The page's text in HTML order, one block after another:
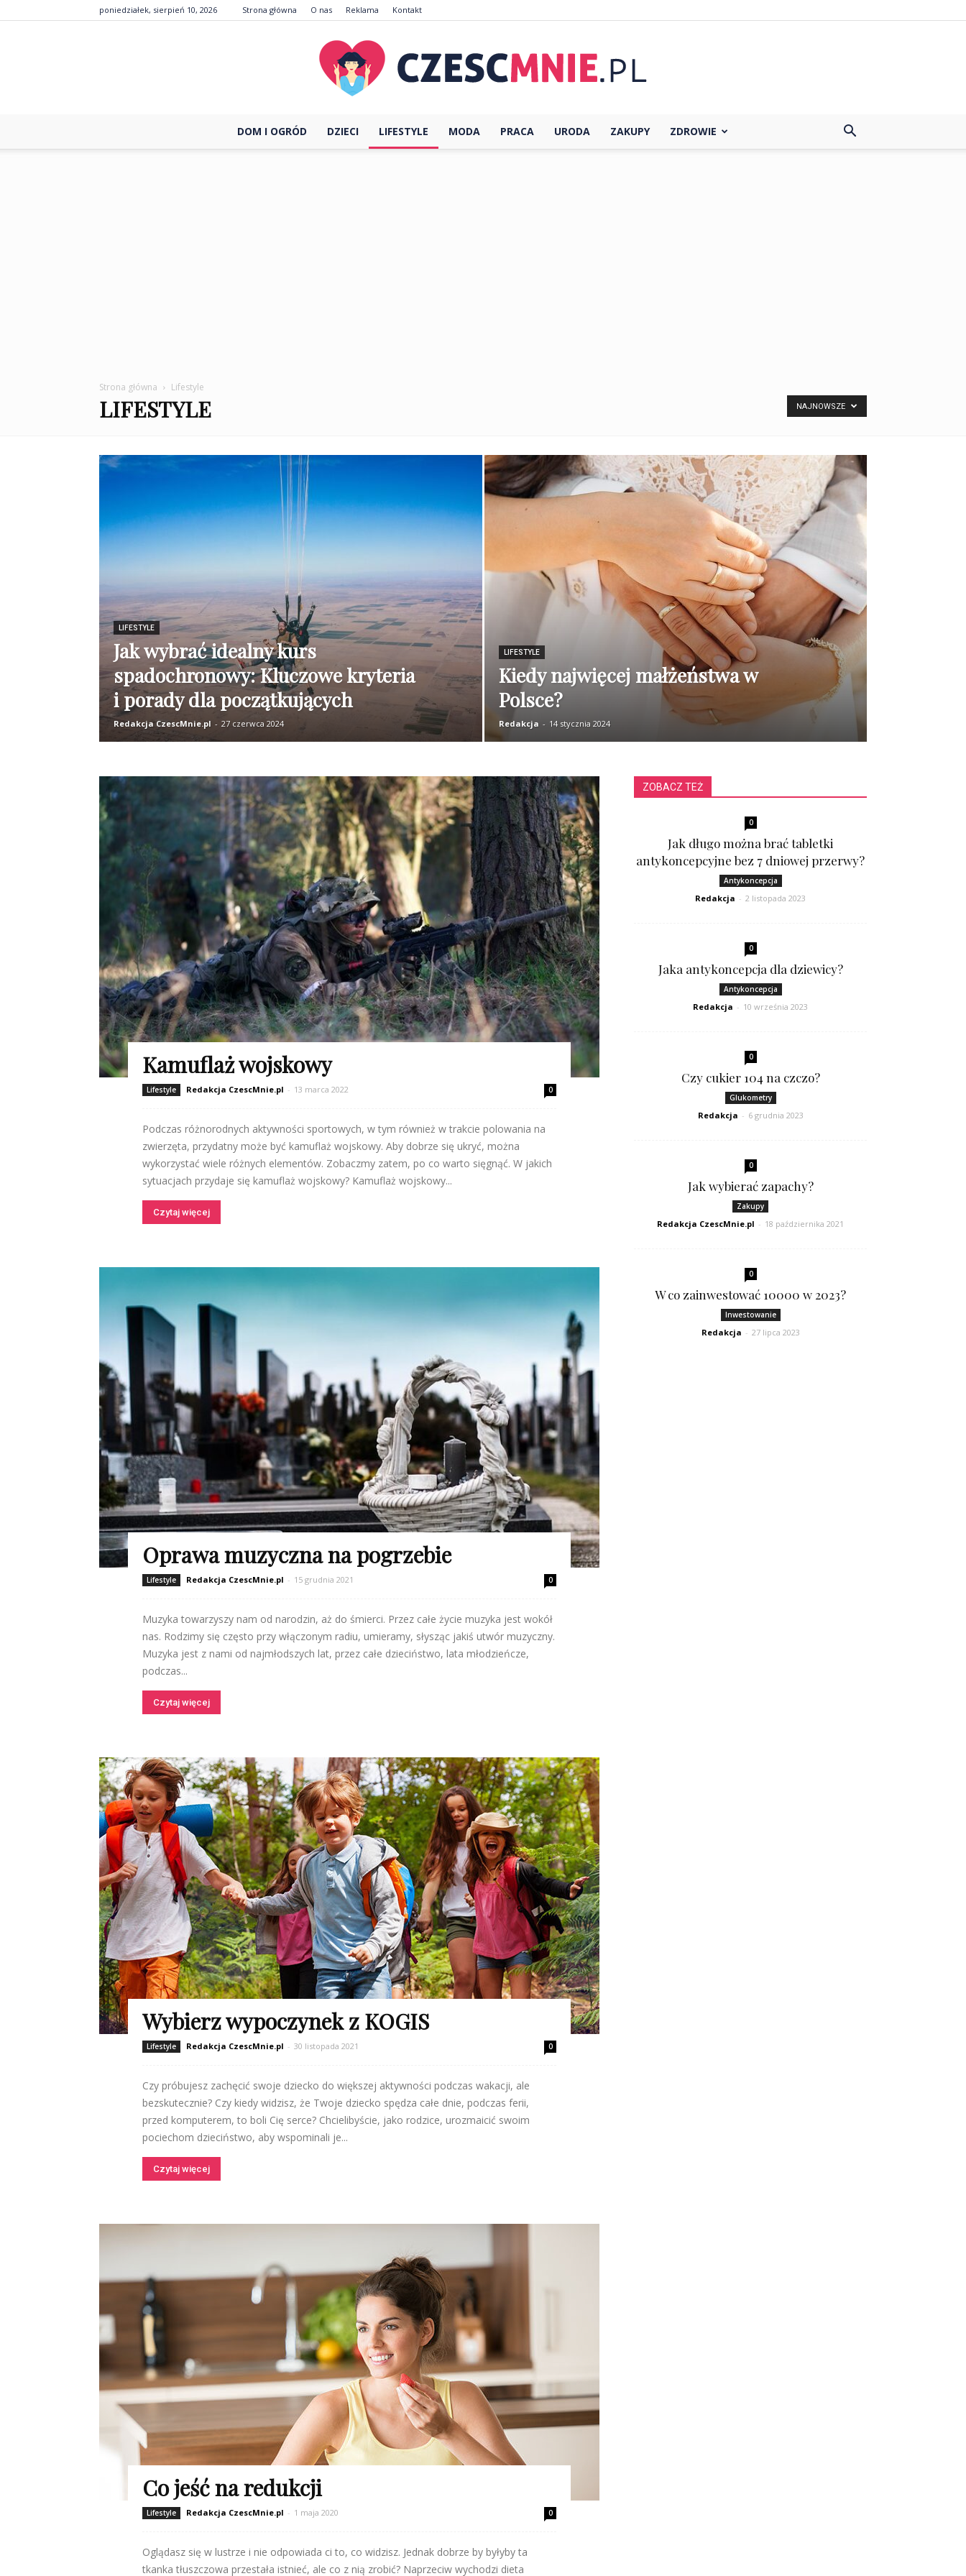
poniedziałek, sierpień 10, 2026 Strona główna O nas Reklama Kontakt
DOM I OGRÓD DZIECI LIFESTYLE MODA PRACA URODA ZAKUPY ZDROWIE
Strona główna Lifestyle
LIFESTYLE NAJNOWSZE
LIFESTYLE
Jak wybrać idealny kurs
spadochronowy: Kluczowe kryteria
i porady dla początkujących
Redakcja CzescMnie.pl - 27 czerwca 2024
LIFESTYLE
Kiedy najwięcej małżeństwa w
Polsce?
Redakcja - 14 stycznia 2024
Kamuflaż wojskowy
Lifestyle Redakcja CzescMnie.pl - 13 marca 2022 0
Podczas różnorodnych aktywności sportowych, w tym również w trakcie polowania na
zwierzęta, przydatny może być kamuflaż wojskowy. Aby dobrze się ukryć, można
wykorzystać wiele różnych elementów. Zobaczmy zatem, po co warto sięgnąć. W jakich
sytuacjach przydaje się kamuflaż wojskowy? Kamuflaż wojskowy...
Czytaj więcej
Oprawa muzyczna na pogrzebie
Lifestyle Redakcja CzescMnie.pl - 15 grudnia 2021 0
Muzyka towarzyszy nam od narodzin, aż do śmierci. Przez całe życie muzyka jest wokół
nas. Rodzimy się często przy włączonym radiu, umieramy, słysząc jakiś utwór muzyczny.
Muzyka jest z nami od najmłodszych lat, przez całe dzieciństwo, lata młodzieńcze,
podczas...
Czytaj więcej
Wybierz wypoczynek z KOGIS
Lifestyle Redakcja CzescMnie.pl - 30 listopada 2021 0
Czy próbujesz zachęcić swoje dziecko do większej aktywności podczas wakacji, ale
bezskutecznie? Czy kiedy widzisz, że Twoje dziecko spędza całe dnie, podczas ferii,
przed komputerem, to boli Cię serce? Chcielibyście, jako rodzice, urozmaicić swoim
pociechom dzieciństwo, aby wspominali je...
Czytaj więcej
Co jeść na redukcji
Lifestyle Redakcja CzescMnie.pl - 1 maja 2020 0
Oglądasz się w lustrze i nie odpowiada ci to, co widzisz. Jednak dobrze by byłyby ta
tkanka tłuszczowa przestała istnieć, ale co z nią zrobić? Naprzeciw wychodzi dieta
ZOBACZ TEŻ
0
Jak długo można brać tabletki
antykoncepcyjne bez 7 dniowej przerwy?
Antykoncepcja
Redakcja - 2 listopada 2023
0
Jaka antykoncepcja dla dziewicy?
Antykoncepcja
Redakcja - 10 września 2023
0
Czy cukier 104 na czczo?
Glukometry
Redakcja - 6 grudnia 2023
0
Jak wybierać zapachy?
Zakupy
Redakcja CzescMnie.pl - 18 października 2021
0
W co zainwestować 10000 w 2023?
Inwestowanie
Redakcja - 27 lipca 2023